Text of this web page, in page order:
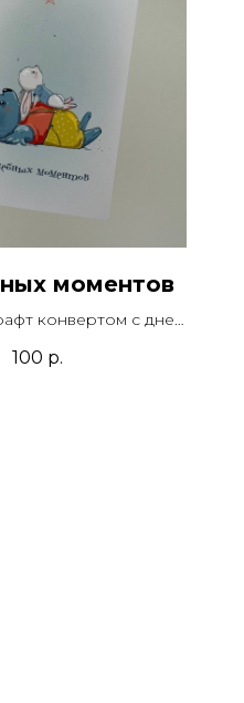
моментов
конвертом с днем
100 р.